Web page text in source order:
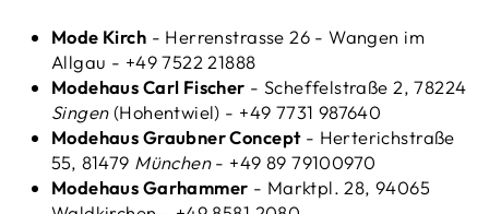
Mode Kirch - Herrenstrasse 26 - Wangen im
Allgau - +49 7522 21888
Modehaus Carl Fischer - Scheffelstraße 2, 78224
Singen(Hohentwiel) - +49 7731 987640
Modehaus Graubner Concept- Herterichstraße
55, 81479 München- +49 89 79100970
Modehaus Garhammer - Marktpl. 28, 94065